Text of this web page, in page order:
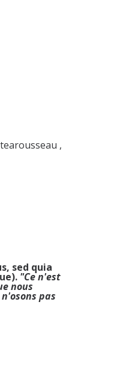
,
sed quia
"Ce n'est
nous
pas